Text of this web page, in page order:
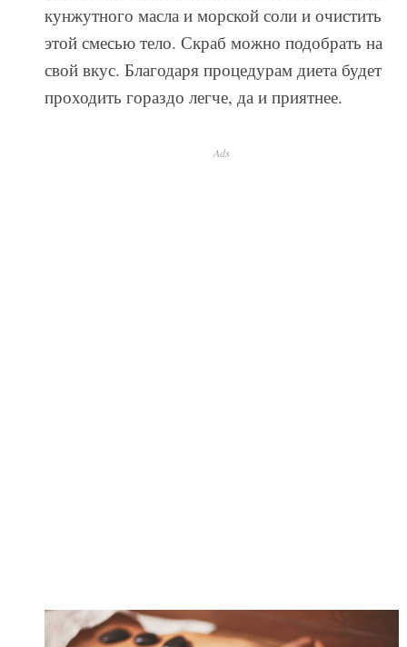
кунжутного масла и морской соли и очистить
этой смесью тело. Скраб можно подобрать на
свой вкус. Благодаря процедурам диета будет
проходить гораздо легче, да и приятнее.
Ads